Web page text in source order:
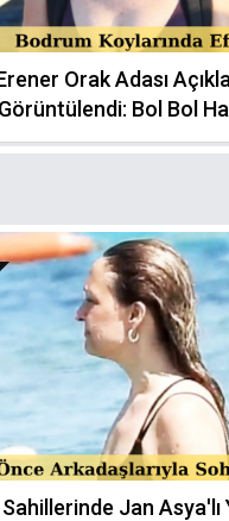
Orak Adası
Bol Bol
Çektirdi!
Jan Asya'lı